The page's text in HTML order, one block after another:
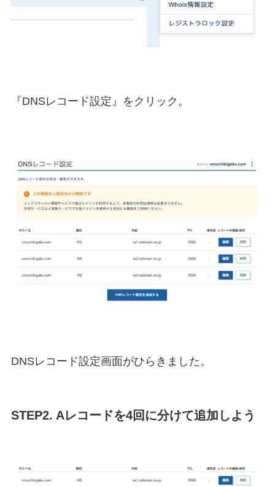
『DNSレコード設定』をクリック。
DNSレコード設定画面がひらきました。
STEP2. Aレコードを4回に分けて追加しよう